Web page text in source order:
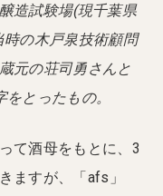
造試験場(現千葉県
の木戸泉技術顧問
元の荘司勇さんと
とったもの。
て酒母をもとに、3
ますが、「afs」